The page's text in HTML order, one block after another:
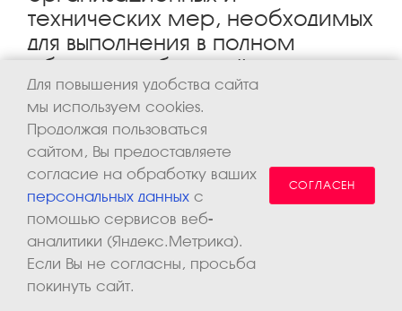
технических мер, необходимых
для выполнения в полном
объеме требований
действующего
законодательства в области
защиты персональных данных.
10.1. Оператор обеспечивает сохранность
персональных данных и принимает все возможные
меры, исключающие доступ к персональным
данным неуполномоченных лиц.
10.2. Персональные данные Пользователя никогда,
Для повышения удобства сайта
мы используем cookies.
Продолжая пользоваться
сайтом, Вы предоставляете
согласие на обработку ваших
персональных данных с
помощью сервисов веб-
аналитики (Яндекс.Метрика).
Если Вы не согласны, просьба
покинуть сайт.
СОГЛАСЕН